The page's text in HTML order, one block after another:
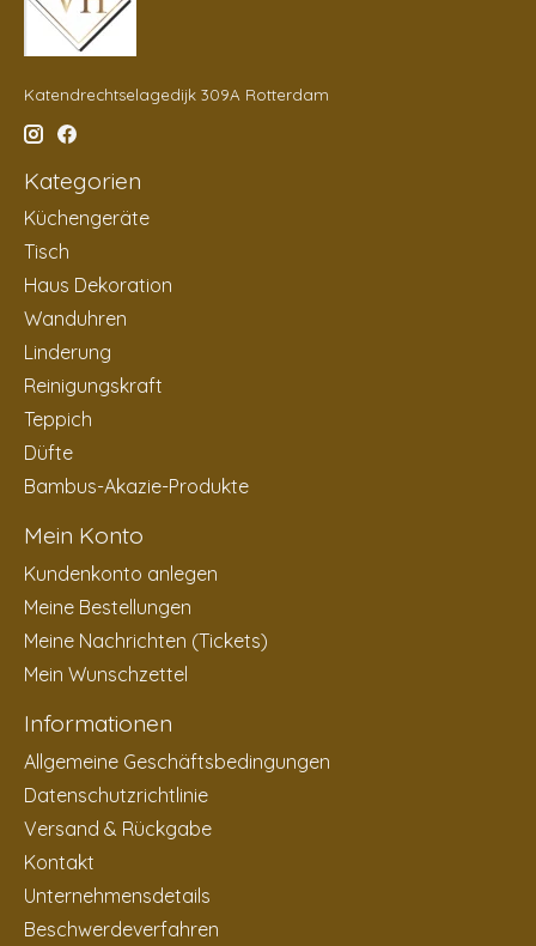
Katendrechtselagedijk 309A Rotterdam
Kategorien
Küchengeräte
Tisch
Haus Dekoration
Wanduhren
Linderung
Reinigungskraft
Teppich
Düfte
Bambus-Akazie-Produkte
Mein Konto
Kundenkonto anlegen
Meine Bestellungen
Meine Nachrichten (Tickets)
Mein Wunschzettel
Informationen
Allgemeine Geschäftsbedingungen
Datenschutzrichtlinie
Versand & Rückgabe
Kontakt
Unternehmensdetails
Beschwerdeverfahren